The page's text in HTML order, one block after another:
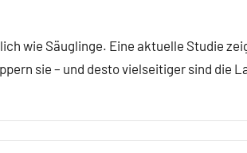
wie Säuglinge. Eine aktuelle Studie
sie – und desto vielseitiger sind die